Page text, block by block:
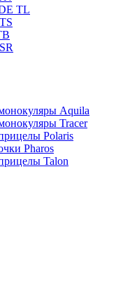
TL
Aquila
Tracer
Polaris
Pharos
Talon